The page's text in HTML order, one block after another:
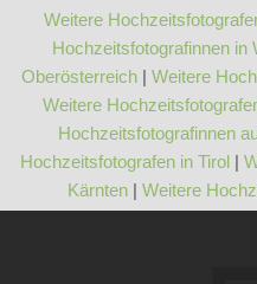
Weitere
Hochzeitsfotografinnen in
Oberösterreich
Weitere
Weitere
Hochzeitsfotografinnen
Hochzeitsfotografen in Tirol
Kärnten
Weitere